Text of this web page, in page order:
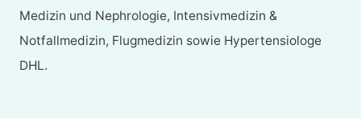
Medizin und Nephrologie, Intensivmedizin &
Notfallmedizin, Flugmedizin sowie Hypertensiologe
DHL.